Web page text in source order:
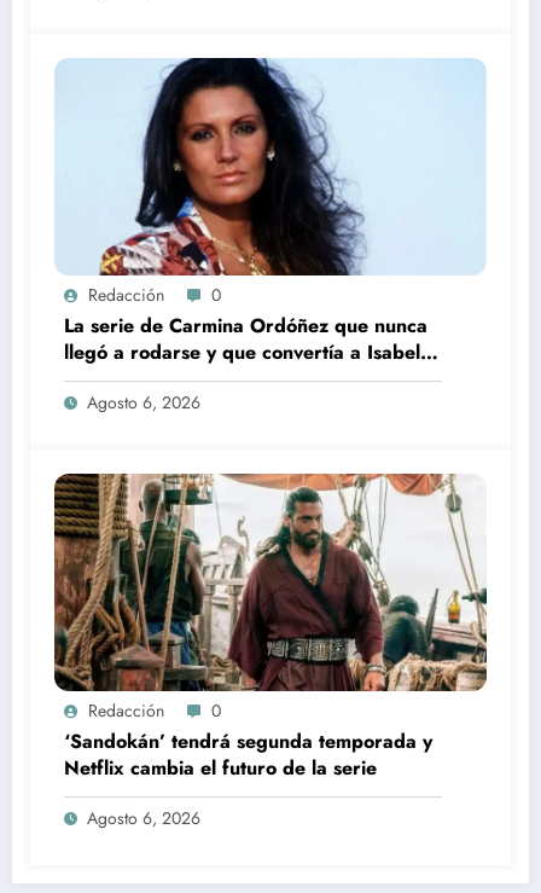
Redacción 0
La serie de Carmina Ordóñez que nunca
llegó a rodarse y que convertía a Isabel
Pantoja en la gran antagonista
Agosto 6, 2026
Redacción 0
‘Sandokán’ tendrá segunda temporada y
Netflix cambia el futuro de la serie
Agosto 6, 2026